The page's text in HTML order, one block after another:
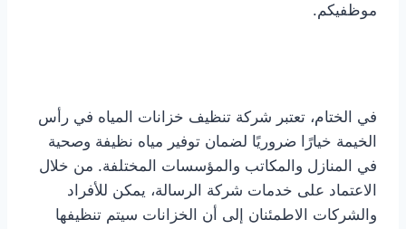
موظفيكم.
في الختام، تعتبر شركة تنظيف خزانات المياه في رأس
الخيمة خيارًا ضروريًا لضمان توفير مياه نظيفة وصحية
في المنازل والمكاتب والمؤسسات المختلفة. من خلال
الاعتماد على خدمات شركة الرسالة، يمكن للأفراد
والشركات الاطمئنان إلى أن الخزانات سيتم تنظيفها